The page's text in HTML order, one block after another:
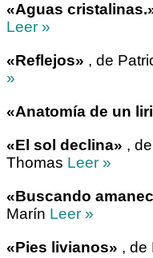
«Aguas
Leer »
«Reflejos» , de
»
«Anatomía de un
«El sol declina» ,
Thomas Leer »
«Buscando
Marín Leer »
«Pies livianos» , de